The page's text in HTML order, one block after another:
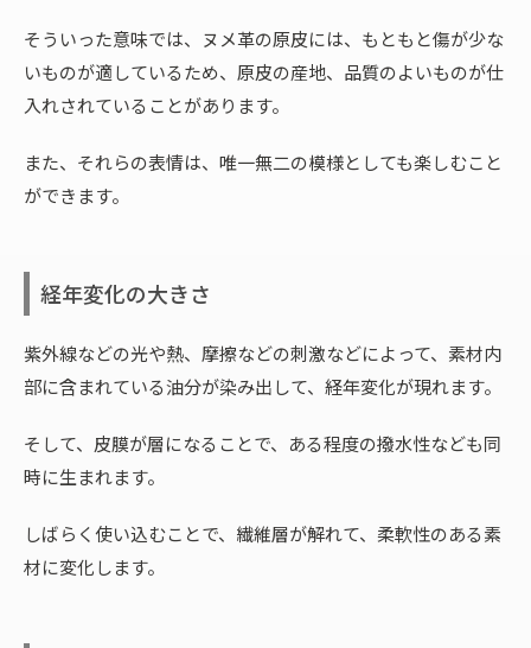
そういった意味では、ヌメ革の原皮には、もともと傷が少な
いものが適しているため、原皮の産地、品質のよいものが仕
入れされていることがあります。
また、それらの表情は、唯一無二の模様としても楽しむこと
ができます。
経年変化の大きさ
紫外線などの光や熱、摩擦などの刺激などによって、素材内
部に含まれている油分が染み出して、経年変化が現れます。
そして、皮膜が層になることで、ある程度の撥水性なども同
時に生まれます。
しばらく使い込むことで、繊維層が解れて、柔軟性のある素
材に変化します。